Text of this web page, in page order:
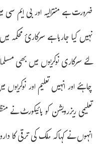
ضرورت ہے منترالیہ اور بی ایم
نہیں کیا جارہا ہے سرکارئ
لئے سرکاری نوکریوں میں بھی
چاہئے اور انہیں تعلیم اور
تعلیمی ریزرویشن کو ہائیکورٹ
انہوں نے کہاکہ ملک کی ترقی کا